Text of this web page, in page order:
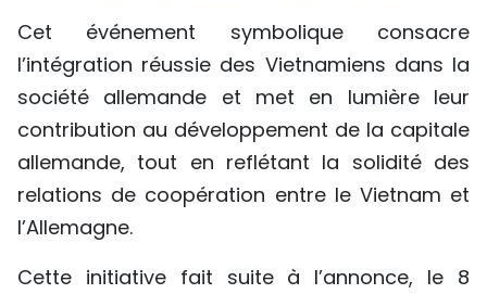
À PROPOS DU "PEUPLE"
TIẾNG VIỆT
ENGLISH
中文
Cet événement symbolique consacre
l’intégration réussie des Vietnamiens dans la
société allemande et met en lumière leur
contribution au développement de la capitale
allemande, tout en reflétant la solidité des
relations de coopération entre le Vietnam et
l’Allemagne.
Cette initiative fait suite à l’annonce, le 8